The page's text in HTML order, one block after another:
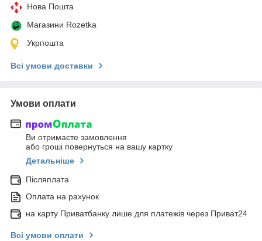
Нова Пошта
Магазини Rozetka
Укрпошта
Всі умови доставки
Умови оплати
Ви отримаєте замовлення
або гроші повернуться на вашу картку
Детальніше
Післяплата
Оплата на рахунок
на карту Приватбанку лише для платежів через Приват24
Всі умови оплати